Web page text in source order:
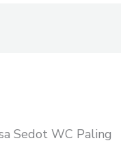
Sedot WC Paling